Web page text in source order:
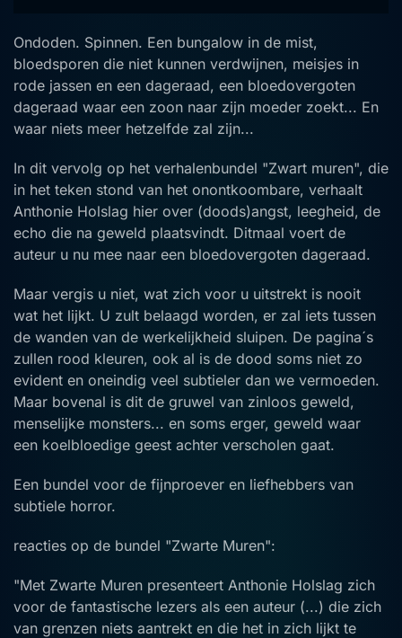
Ondoden. Spinnen. Een bungalow in de mist,
bloedsporen die niet kunnen verdwijnen, meisjes in
rode jassen en een dageraad, een bloedovergoten
dageraad waar een zoon naar zijn moeder zoekt... En
waar niets meer hetzelfde zal zijn...
In dit vervolg op het verhalenbundel "Zwart muren", die
in het teken stond van het onontkoombare, verhaalt
Anthonie Holslag hier over (doods)angst, leegheid, de
echo die na geweld plaatsvindt. Ditmaal voert de
auteur u nu mee naar een bloedovergoten dageraad.
Maar vergis u niet, wat zich voor u uitstrekt is nooit
wat het lijkt. U zult belaagd worden, er zal iets tussen
de wanden van de werkelijkheid sluipen. De pagina´s
zullen rood kleuren, ook al is de dood soms niet zo
evident en oneindig veel subtieler dan we vermoeden.
Maar bovenal is dit de gruwel van zinloos geweld,
menselijke monsters... en soms erger, geweld waar
een koelbloedige geest achter verscholen gaat.
Een bundel voor de fijnproever en liefhebbers van
subtiele horror.
reacties op de bundel "Zwarte Muren":
"Met Zwarte Muren presenteert Anthonie Holslag zich
voor de fantastische lezers als een auteur (...) die zich
van grenzen niets aantrekt en die het in zich lijkt te